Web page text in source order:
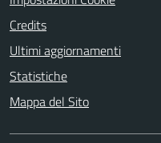
Credits
Ultimi aggiornamenti
Statistiche
Mappa del Sito